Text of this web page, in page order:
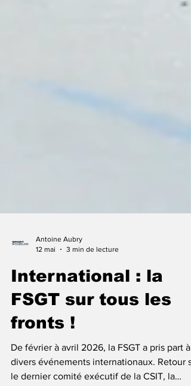
Antoine Aubry
12 mai
3 min de lecture
International : la
FSGT sur tous les
fronts !